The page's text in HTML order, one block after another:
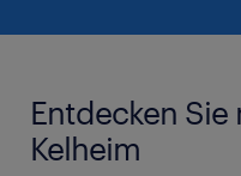
Entdecken Sie
Kelheim